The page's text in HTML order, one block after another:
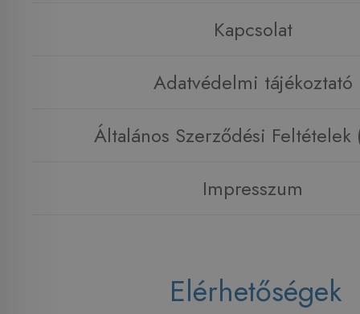
Kapcsolat
Adatvédelmi tájékoztató
Általános Szerződési Feltételek
Impresszum
Elérhetőségek